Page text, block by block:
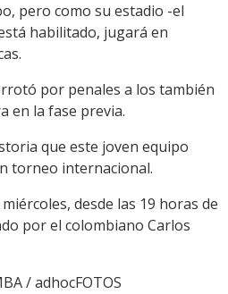
pero como su estadio -el
habilitado, jugará en
por penales a los también
en la fase previa.
que este joven equipo
torneo internacional.
desde las 19 horas de
por el colombiano Carlos
/ adhocFOTOS